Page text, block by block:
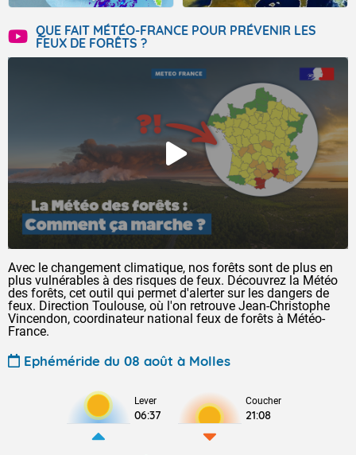
QUE FAIT MÉTÉO-FRANCE POUR PRÉVENIR LES
FEUX DE FORÊTS ?
Avec le changement climatique, nos forêts sont de plus en
plus vulnérables à des risques de feux. Découvrez la Météo
des forêts, cet outil qui permet d'alerter sur les dangers de
feux. Direction Toulouse, où l'on retrouve Jean-Christophe
Vincendon, coordinateur national feux de forêts à Météo-
France.
Ephéméride du 08 août à Molles
Lever
06:37
Coucher
21:08